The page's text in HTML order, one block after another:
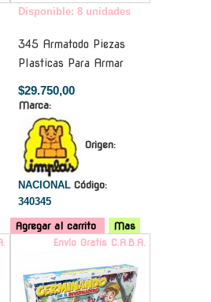
Disponible: 8 unidades
345 Armatodo Piezas
Plasticas Para Armar
$29.750,00
Marca:
Origen:
NACIONAL Código:
340345
Agregar al carrito
Mas
Envío Gratis C.A.B.A.